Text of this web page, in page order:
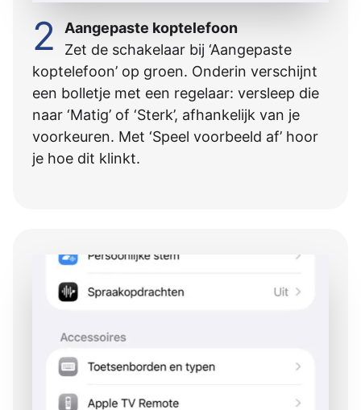
2
Aangepaste koptelefoon
Zet de schakelaar bij ‘Aangepaste
koptelefoon’ op groen. Onderin verschijnt
een bolletje met een regelaar: versleep die
naar ‘Matig’ of ‘Sterk’, afhankelijk van je
voorkeuren. Met ‘Speel voorbeeld af’ hoor
je hoe dit klinkt.